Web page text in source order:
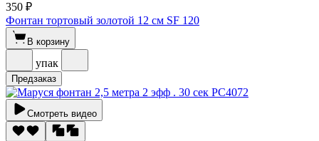
350 ₽
Фонтан тортовый золотой 12 см SF 120
В корзину
упак
Предзаказ
Смотреть видео